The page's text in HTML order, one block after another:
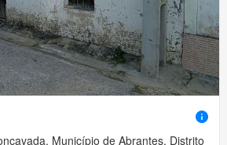
Município de Abrantes, Distrito